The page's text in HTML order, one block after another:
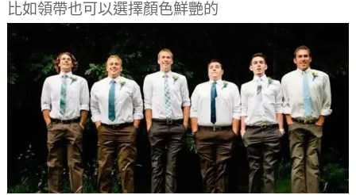
比如領帶也可以選擇顏色鮮艷的